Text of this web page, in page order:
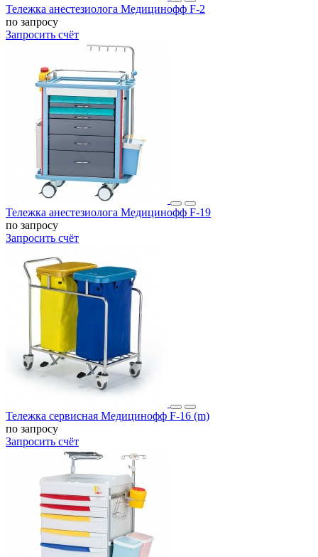
Тележка анестезиолога Медицинофф F-2
по запросу
Запросить счёт
Тележка анестезиолога Медицинофф F-19
по запросу
Запросить счёт
Тележка сервисная Медицинофф F-16 (m)
по запросу
Запросить счёт